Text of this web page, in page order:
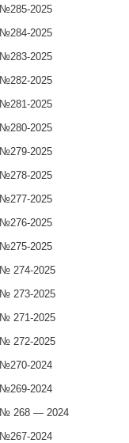
№285-2025
№284-2025
№283-2025
№282-2025
№281-2025
№280-2025
№279-2025
№278-2025
№277-2025
№276-2025
№275-2025
№ 274-2025
№ 273-2025
№ 271-2025
№ 272-2025
№270-2024
№269-2024
№ 268 — 2024
№267-2024